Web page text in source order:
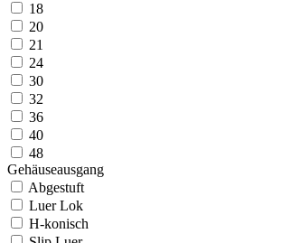
18
20
21
24
30
32
36
40
48
Gehäuseausgang
Abgestuft
Luer Lok
H-konisch